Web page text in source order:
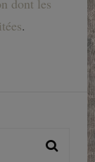
dont les
.